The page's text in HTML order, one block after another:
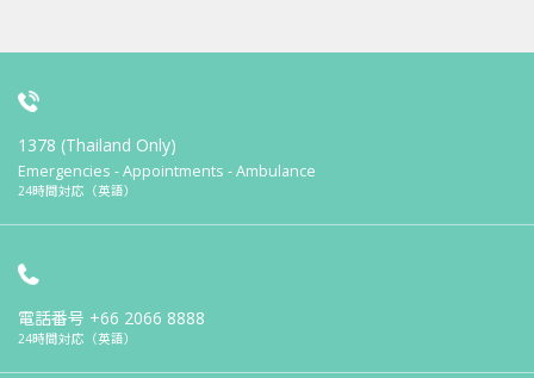
1378 (Thailand Only)
Emergencies - Appointments - Ambulance
24時間対応（英語）
電話番号 +66 2066 8888
24時間対応（英語）